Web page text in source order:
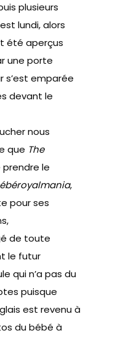
plusieurs
lundi, alors
été aperçus
une porte
s’est emparée
devant le
nous
que The
le
,
pour ses
de toute
le futur
qui n’a pas du
puisque
est revenu à
du bébé à